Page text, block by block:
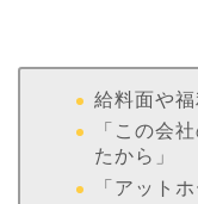
給料面や
「この会
たから」
「アット